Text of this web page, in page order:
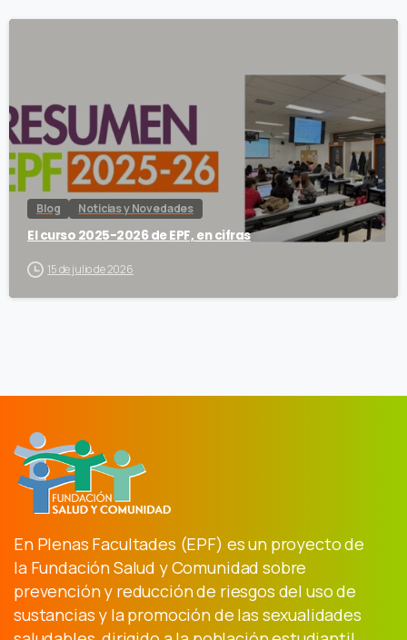
Blog Noticias y Novedades
El curso 2025-2026 de EPF, en cifras
15 de julio de 2026
En Plenas Facultades (EPF) es un proyecto de
la Fundación Salud y Comunidad sobre
prevención y reducción de riesgos del uso de
sustancias y la promoción de las sexualidades